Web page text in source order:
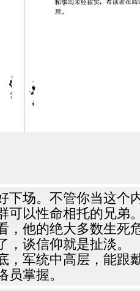
场。不管你当这个
可以性命相托的兄弟
他的绝大多数生死
谈信仰就是扯淡。
，军统中高层，能
掌握。